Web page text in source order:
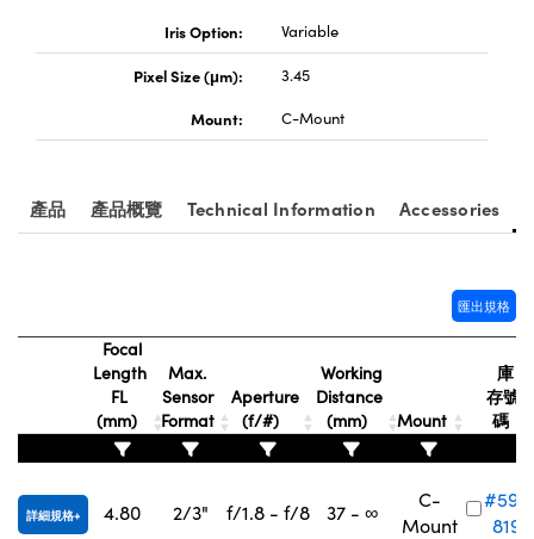
and Couplers | 中繼鏡或耦合鏡
| 模擬相機
Components | SCHOTT 光
(UFI)
Iris Option:
Variable
Pixel Size (μm):
3.45
Mount:
C-Mount
產品 產品概覽 Technical Information Accessories
匯出規格
Focal
Length
FL
(mm)
Max.
Sensor
Format
Aperture
(f/#)
Working
Distance
(mm)
Mount
庫
存號
碼
詳細規格 4.80 2/3" f/1.8 - f/8 37 - ∞
C-
Mount
#59-
819